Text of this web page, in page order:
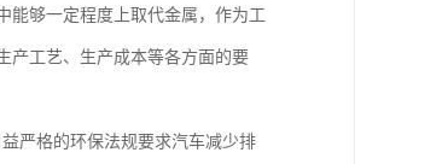
能够一定程度上取代金属，作为工
产工艺、生产成本等各方面的要
严格的环保法规要求汽车减少排